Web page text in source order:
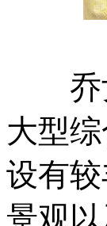
乔女
大型
设有
景观